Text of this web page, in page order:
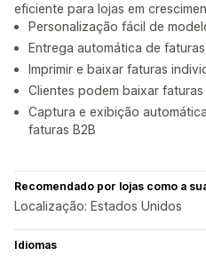
eficiente para lojas em
Personalização fácil de
Entrega automática de
Imprimir e baixar faturas
Clientes podem baixar
Captura e exibição
faturas B2B
Recomendado por lojas como a
Localização: Estados Unidos
Idiomas